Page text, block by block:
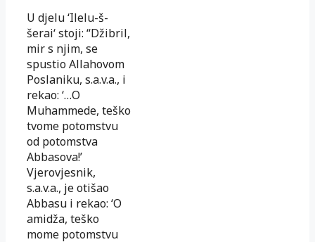
U djelu ‘Ilelu-š-
šerai‘ stoji: “Džibril,
mir s njim, se
spustio Allahovom
Poslaniku, s.a.v.a., i
rekao: ‘…O
Muhammede, teško
tvome potomstvu
od potomstva
Abbasova!’
Vjerovjesnik,
s.a.v.a., je otišao
Abbasu i rekao: ‘O
amidža, teško
mome potomstvu